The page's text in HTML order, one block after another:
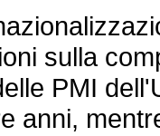
sulla
PMI
anni,